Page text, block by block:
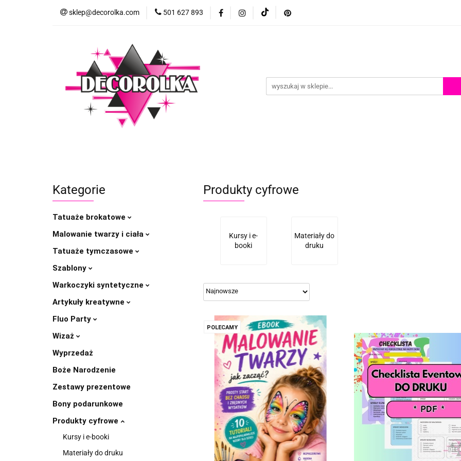
sklep@decorolka.com 501 627 893
Kategorie
Tatuaże brokatowe
Malowanie twarzy i ciała
Tatuaże tymczasowe
Szablony
Warkoczyki syntetyczne
Artykuły kreatywne
Fluo Party
Wizaż
Wyprzedaż
Boże Narodzenie
Zestawy prezentowe
Bony podarunkowe
Produkty cyfrowe
Kursy i e-booki
Materiały do druku
Produkty cyfrowe
Kursy i e-
booki
Materiały do
druku
POLECAMY